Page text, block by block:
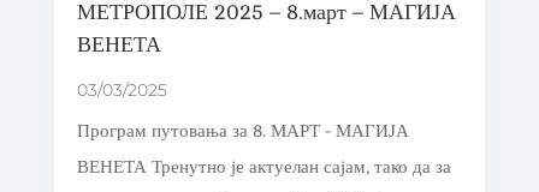
МЕТРОПОЛЕ 2025 – 8.март – МАГИЈА
ВЕНЕТА
03/03/2025
Програм путовања за 8. МАРТ - МАГИЈА
ВЕНЕТА Тренутно је актуелан сајам, тако да за